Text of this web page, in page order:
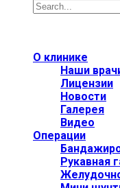
О клинике
Наши
Лицензии
Новости
Галерея
Видео
Операции
Рукавная